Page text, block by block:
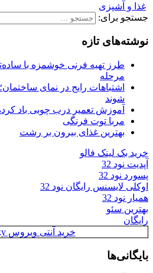
غذا و آشپزی
جستجو برای:
نوشته‌های تازه
طرز تهیه فرنی خوشمزه با
مرحله
اشتباهات رایج در نمای
شوند
آموزش تعمیر درب چوبی باد
مربا توت فرنگی
بهترین غذای بیرون بر رشت
خرید بک لینک فالو
آپدیت نود 32
پسورد نود 32
اوکلی لایسنس رایگان نود 32
همیار نود 32
بهترین سئو
رایگان
خرید آنتی ویروس Kaspersky
بایگانی‌ها